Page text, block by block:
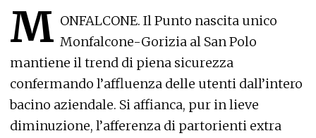
M ONFALCONE. Il Punto nascita unico
Monfalcone-Gorizia al San Polo
mantiene il trend di piena sicurezza
confermando l’affluenza delle utenti dall’intero
bacino aziendale. Si affianca, pur in lieve
diminuzione, l’afferenza di partorienti extra